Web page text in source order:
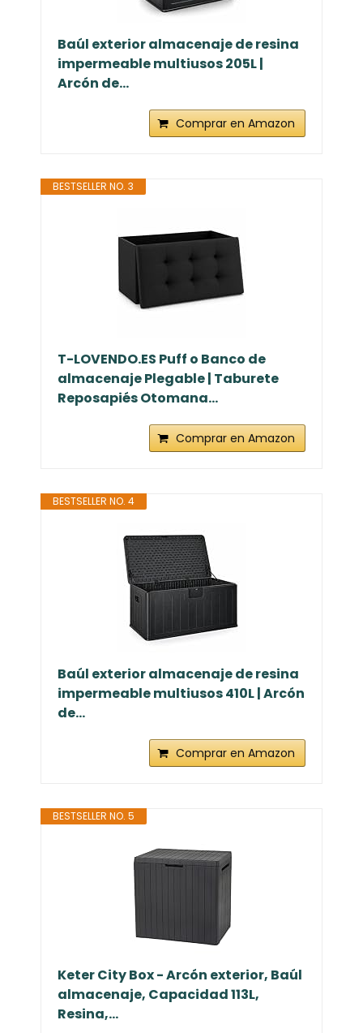
Baúl exterior almacenaje de resina
impermeable multiusos 205L |
Arcón de...
Comprar en Amazon
BESTSELLER NO. 3
T-LOVENDO.ES Puff o Banco de
almacenaje Plegable | Taburete
Reposapiés Otomana...
Comprar en Amazon
BESTSELLER NO. 4
Baúl exterior almacenaje de resina
impermeable multiusos 410L | Arcón
de...
Comprar en Amazon
BESTSELLER NO. 5
Keter City Box - Arcón exterior, Baúl
almacenaje, Capacidad 113L,
Resina,...